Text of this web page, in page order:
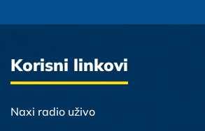
Korisni linkovi
Naxi radio uživo